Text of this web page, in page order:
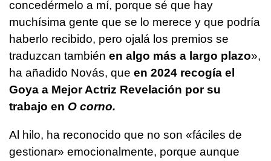
concedérmelo a mí, porque sé que hay
muchísima gente que se lo merece y que podría
haberlo recibido, pero ojalá los premios se
traduzcan también en algo más a largo plazo»,
ha añadido Novás, que en 2024 recogía el
Goya a Mejor Actriz Revelación por su
trabajo en O corno.
Al hilo, ha reconocido que no son «fáciles de
gestionar» emocionalmente, porque aunque